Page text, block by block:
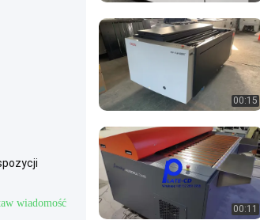
wiadomość
00:15
00:11